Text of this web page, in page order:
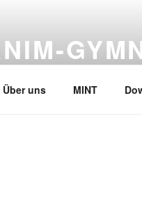
Über uns MINT